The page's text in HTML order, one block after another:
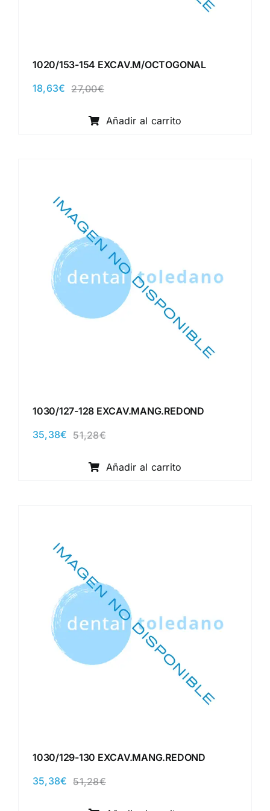
1020/153-154 EXCAV.M/OCTOGONAL
27,00€El
original
era:
18,63€
El
actual
es:
Añadir al carrito
1030/127-128 EXCAV.MANG.REDOND
51,28€El
original
era:
35,38€
El
actual
es:
Añadir al carrito
1030/129-130 EXCAV.MANG.REDOND
51,28€El
35,38€
El